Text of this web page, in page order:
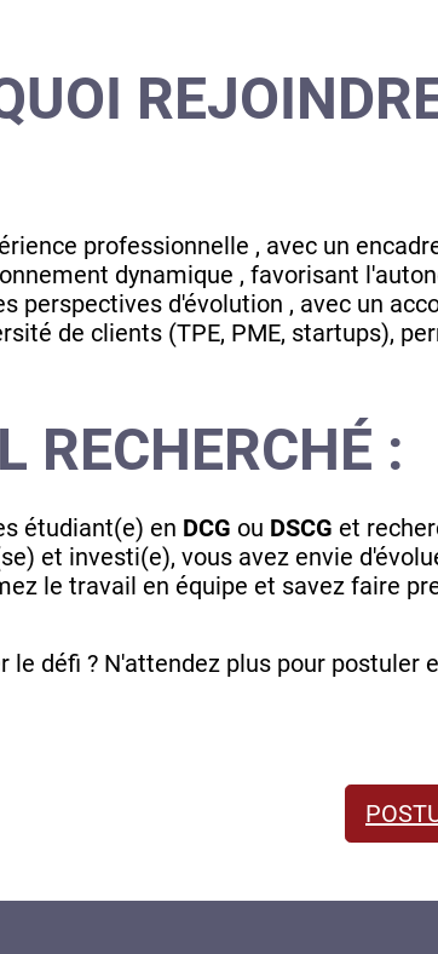
professionnelle , avec un
dynamique , favorisant
perspectives d'évolution , avec un
de clients (TPE, PME, startups),
RECHERCHÉ :
étudiant(e) en DCG ou DSCG et
et investi(e), vous avez envie
le travail en équipe et savez faire
le défi ? N'attendez plus pour postuler